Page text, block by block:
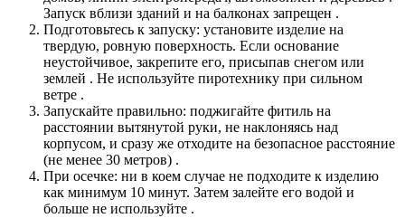
Запуск вблизи зданий и на балконах запрещен .
Подготовьтесь к запуску: установите изделие на
твердую, ровную поверхность. Если основание
неустойчивое, закрепите его, присыпав снегом или
землей . Не используйте пиротехнику при сильном
ветре .
Запускайте правильно: поджигайте фитиль на
расстоянии вытянутой руки, не наклоняясь над
корпусом, и сразу же отходите на безопасное расстояние
(не менее 30 метров) .
При осечке: ни в коем случае не подходите к изделию
как минимум 10 минут. Затем залейте его водой и
больше не используйте .